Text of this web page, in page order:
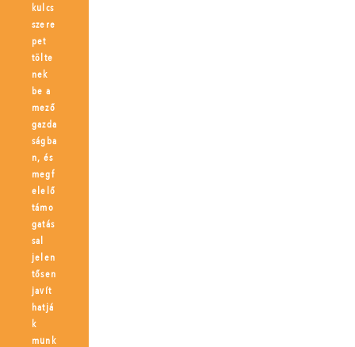
kulcs
szere
pet
tölte
nek
be a
mező
gazda
ságba
n, és
megf
elelő
támo
gatás
sal
jelen
tősen
javít
hatjá
k
munk